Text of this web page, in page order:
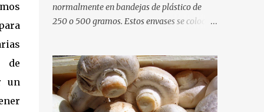
de
un
normalmente en bandejas de plástico de
250 o 500 gramos. Estos envases se colocan
plástico es el envase que verá el cliente final
cuando vaya al supermercado. Para poder
cumplir con la normativa a estas bandejas
transparentes se les añaden etiquetas que